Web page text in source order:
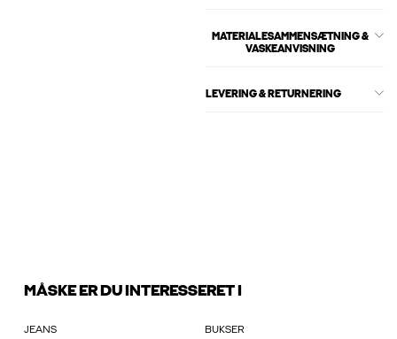
MATERIALESAMMENSÆTNING &
VASKEANVISNING
LEVERING & RETURNERING
MÅSKE ER DU INTERESSERET I
JEANS BUKSER